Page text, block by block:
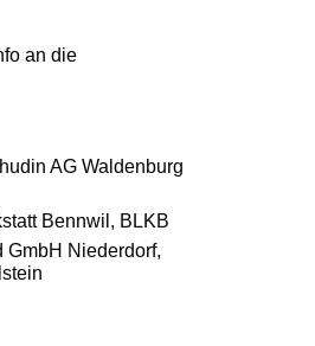
an die
AG Waldenburg
Bennwil, BLKB
GmbH Niederdorf,